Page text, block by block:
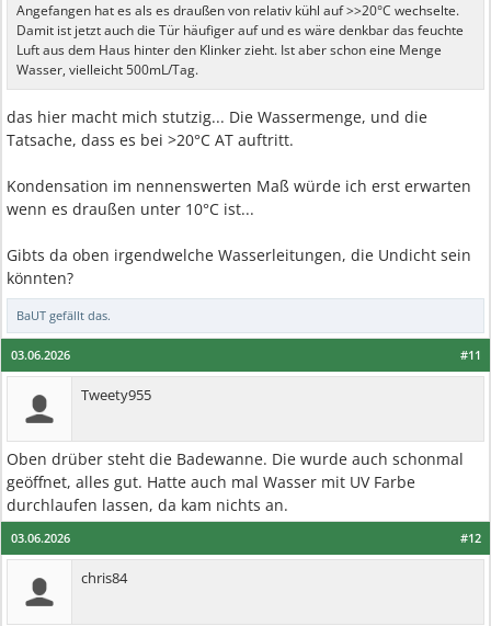
Angefangen hat es als es draußen von relativ kühl auf >>20°C wechselte.
Damit ist jetzt auch die Tür häufiger auf und es wäre denkbar das feuchte
Luft aus dem Haus hinter den Klinker zieht. Ist aber schon eine Menge
Wasser, vielleicht 500mL/Tag.
das hier macht mich stutzig... Die Wassermenge, und die
Tatsache, dass es bei >20°C AT auftritt.
Kondensation im nennenswerten Maß würde ich erst erwarten
wenn es draußen unter 10°C ist...
Gibts da oben irgendwelche Wasserleitungen, die Undicht sein
könnten?
BaUT gefällt das.
#11
03.06.2026
Tweety955
Oben drüber steht die Badewanne. Die wurde auch schonmal
geöffnet, alles gut. Hatte auch mal Wasser mit UV Farbe
durchlaufen lassen, da kam nichts an.
#12
03.06.2026
chris84